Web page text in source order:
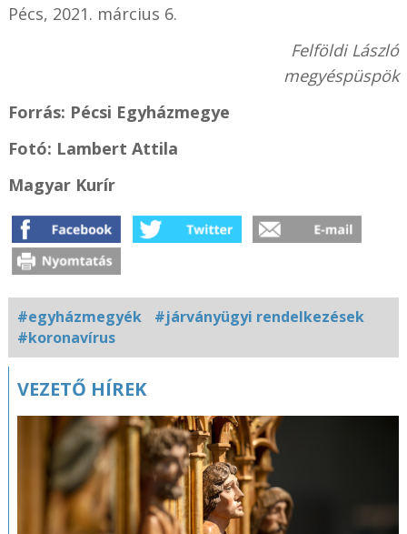
Pécs, 2021. március 6.
Felföldi László
megyéspüspök
Forrás: Pécsi Egyházmegye
Fotó: Lambert Attila
Magyar Kurír
#egyházmegyék
#járványügyi rendelkezések
#koronavírus
Kapcsolódó
VEZETŐ HÍREK